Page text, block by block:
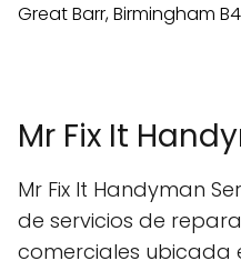
Mr Fix It
Mr Fix It Handyman
de servicios de
comerciales ubicada